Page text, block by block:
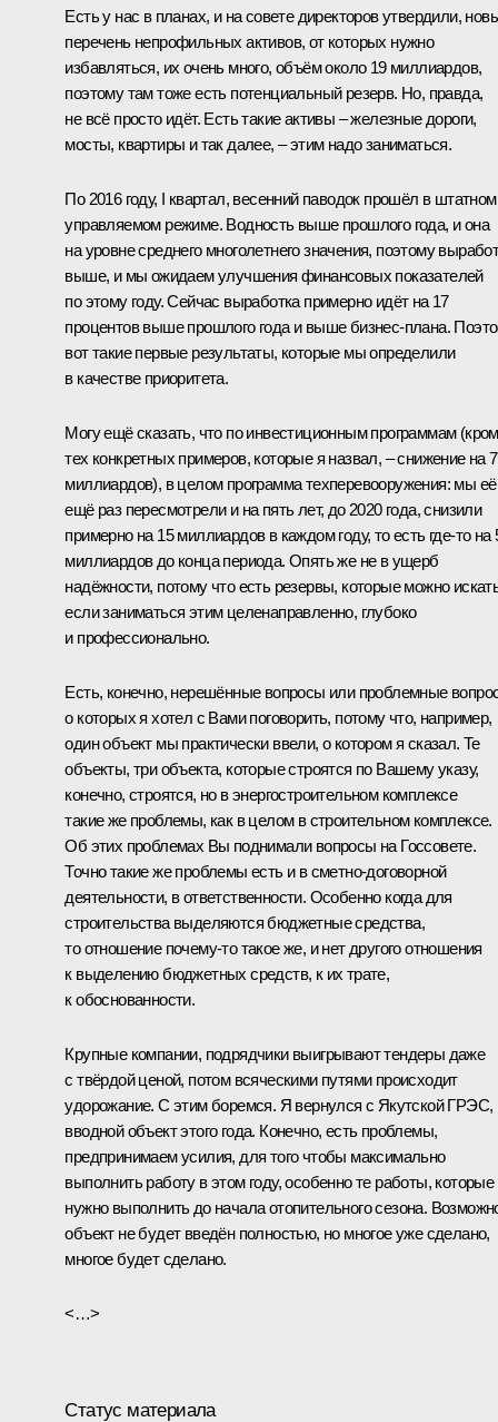
Есть у нас в планах, и на совете директоров утвердили,
перечень непрофильных активов, от которых нужно
избавляться, их очень много, объём около 19 миллиардов,
поэтому там тоже есть потенциальный резерв. Но, правда,
не всё просто идёт. Есть такие активы – железные дороги,
мосты, квартиры и так далее, – этим надо заниматься.
По 2016 году, I квартал, весенний паводок прошёл в
управляемом режиме. Водность выше прошлого года, и она
на уровне среднего многолетнего значения, поэтому
выше, и мы ожидаем улучшения финансовых показателей
по этому году. Сейчас выработка примерно идёт на 17
процентов выше прошлого года и выше бизнес-плана.
вот такие первые результаты, которые мы определили
в качестве приоритета.
Могу ещё сказать, что по инвестиционным программам
тех конкретных примеров, которые я назвал, – снижение на 7
миллиардов), в целом программа техперевооружения: мы её
ещё раз пересмотрели и на пять лет, до 2020 года, снизили
примерно на 15 миллиардов в каждом году, то есть где‑то на
миллиардов до конца периода. Опять же не в ущерб
надёжности, потому что есть резервы, которые можно
если заниматься этим целенаправленно, глубоко
и профессионально.
Есть, конечно, нерешённые вопросы или проблемные
о которых я хотел с Вами поговорить, потому что, например,
один объект мы практически ввели, о котором я сказал. Те
объекты, три объекта, которые строятся по Вашему указу,
конечно, строятся, но в энергостроительном комплексе
такие же проблемы, как в целом в строительном комплексе.
Об этих проблемах Вы поднимали вопросы на Госсовете.
Точно такие же проблемы есть и в сметно-договорной
деятельности, в ответственности. Особенно когда для
строительства выделяются бюджетные средства,
то отношение почему‑то такое же, и нет другого отношения
к выделению бюджетных средств, к их трате,
к обоснованности.
Крупные компании, подрядчики выигрывают тендеры даже
с твёрдой ценой, потом всяческими путями происходит
удорожание. С этим боремся. Я вернулся с Якутской ГРЭС,
вводной объект этого года. Конечно, есть проблемы,
предпринимаем усилия, для того чтобы максимально
выполнить работу в этом году, особенно те работы, которые
нужно выполнить до начала отопительного сезона.
объект не будет введён полностью, но многое уже сделано,
многое будет сделано.
<…>
Статус материала